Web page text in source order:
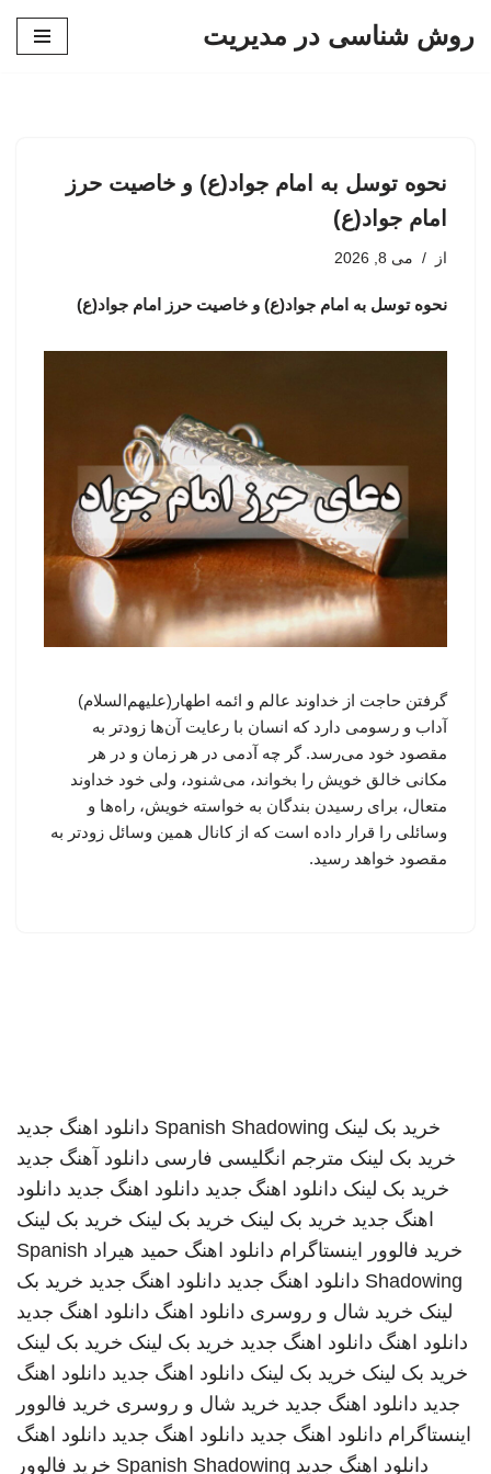
روش شناسی در مدیریت
نحوه توسل به امام جواد(ع) و خاصیت حرز
امام جواد(ع)
از می 8, 2026
نحوه توسل به امام جواد(ع) و خاصیت حرز امام جواد(ع)
گرفتن حاجت از خداوند عالم و ائمه اطهار(علیهم‌السلام)
آداب و رسومی دارد که انسان با رعایت آن‌ها زودتر به
مقصود خود می‌رسد. گر چه آدمی در هر زمان و در هر
مکانی خالق خویش را بخواند، می‌شنود، ولی خود خداوند
متعال، برای رسیدن بندگان به خواسته خویش، راه‌ها و
وسائلی را قرار داده است که از کانال همین وسائل زودتر به
مقصود خواهد رسید.
خرید بک لینک Spanish Shadowing دانلود اهنگ جدید
خرید بک لینک مترجم انگلیسی فارسی دانلود آهنگ جدید
خرید بک لینک دانلود اهنگ جدید دانلود اهنگ جدید دانلود
اهنگ جدید خرید بک لینک خرید بک لینک خرید بک لینک
خرید فالوور اینستاگرام دانلود اهنگ حمید هیراد Spanish
Shadowing دانلود اهنگ جدید دانلود اهنگ جدید خرید بک
لینک خرید شال و روسری دانلود اهنگ دانلود اهنگ جدید
دانلود اهنگ دانلود اهنگ جدید خرید بک لینک خرید بک لینک
خرید بک لینک خرید بک لینک دانلود اهنگ جدید دانلود اهنگ
جدید دانلود اهنگ جدید خرید شال و روسری خرید فالوور
اینستاگرام دانلود اهنگ جدید دانلود اهنگ جدید دانلود اهنگ
دانلود اهنگ جدید Spanish Shadowing خرید فالوور